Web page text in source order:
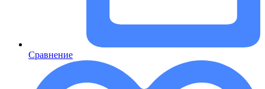
Сравнение